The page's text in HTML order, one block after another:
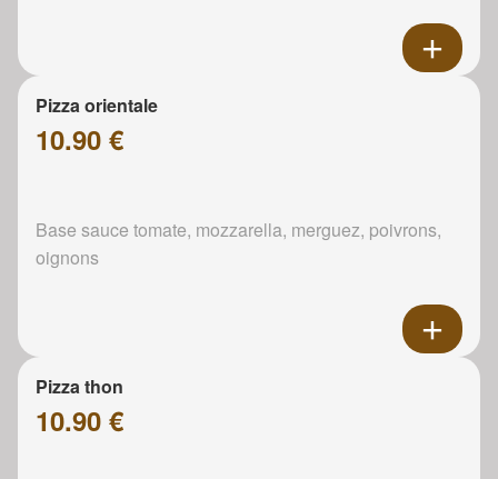
Pizza orientale
10.90 €
Base sauce tomate, mozzarella, merguez, poivrons,
oignons
Pizza thon
10.90 €